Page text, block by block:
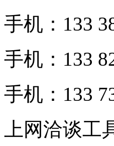
手机：133
手机：133
手机：133
上网洽谈工